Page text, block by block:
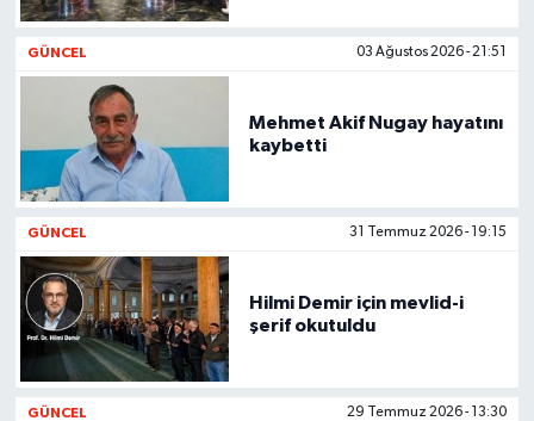
GÜNCEL 03 Ağustos 2026 - 21:51
Mehmet Akif Nugay hayatını
kaybetti
GÜNCEL 31 Temmuz 2026 - 19:15
Hilmi Demir için mevlid-i
şerif okutuldu
GÜNCEL 29 Temmuz 2026 - 13:30
OTOPARK
TEKNOLOJİ